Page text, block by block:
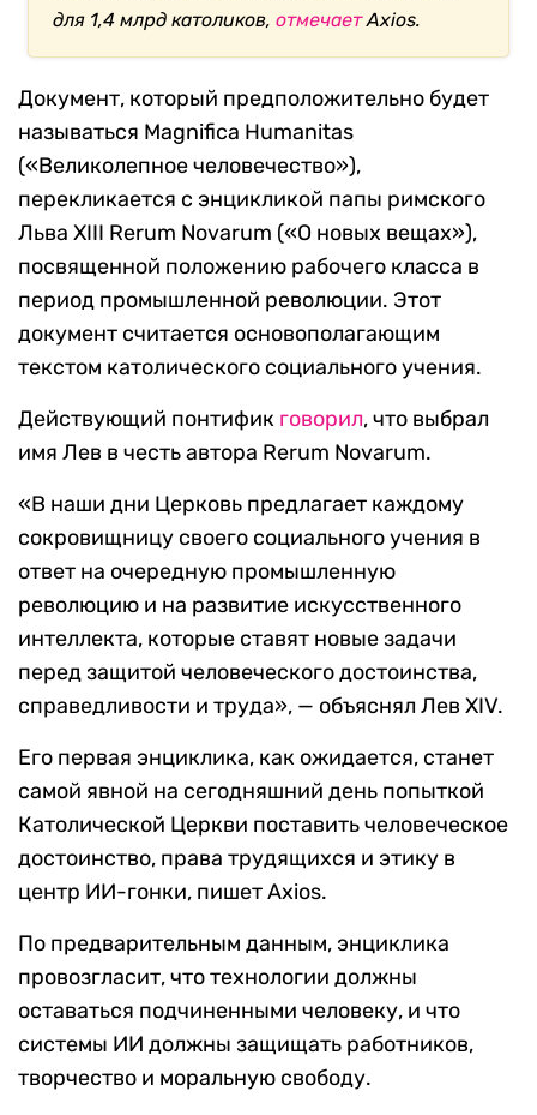
для 1,4 млрд католиков,отмечаетAxios.
Документ, который предположительно будет
называться Magnifica Humanitas
(«Великолепное человечество»),
перекликается с энцикликой папы римского
Льва XIII Rerum Novarum («О новых вещах»),
посвященной положению рабочего класса в
период промышленной революции. Этот
документ считается основополагающим
текстом католического социального учения.
Действующий понтифик говорил, что выбрал
имя Лев в честь автора Rerum Novarum.
«В наши дни Церковь предлагает каждому
сокровищницу своего социального учения в
ответ на очередную промышленную
революцию и на развитие искусственного
интеллекта, которые ставят новые задачи
перед защитой человеческого достоинства,
справедливости и труда», — объяснял Лев XIV.
Его первая энциклика, как ожидается, станет
самой явной на сегодняшний день попыткой
Католической Церкви поставить человеческое
достоинство, права трудящихся и этику в
центр ИИ-гонки, пишет Axios.
По предварительным данным, энциклика
провозгласит, что технологии должны
оставаться подчиненными человеку, и что
системы ИИ должны защищать работников,
творчество и моральную свободу.